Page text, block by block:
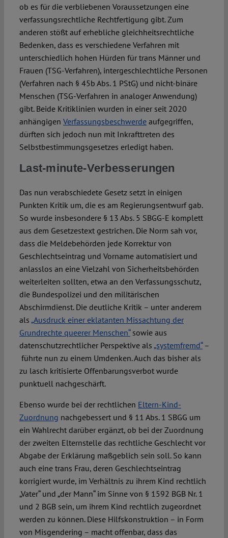
ob es für die verbliebenen Voraussetzungen eine
verfassungsrechtliche Rechtfertigung gibt. Zum
anderen stößt auf erhebliche gleichheitsrechtliche
Bedenken, dass es verschiedene Verfahren mit
unterschiedlich hohen Hürden für trans Männer und
Frauen (TSG-Verfahren), intergeschlechtliche Personen
(Verfahren nach § 45b Abs. 1 PStG) und nicht-binäre
Menschen (TSG-Verfahren in analoger Anwendung)
gibt. Beide Kritiklinien wurden in einer seit 2020
anhängigen Verfassungsbeschwerdeaufgegriffen,
dürften sich jedoch nun mit Inkrafttreten des
Selbstbestimmungsgesetzes erledigt haben.
Last-minute-Verbesserungen
Das nun verabschiedete Gesetz setzt in einigen
Punkten Kritik um, die es am Regierungsentwurf gab.
So wurde insbesondere § 13 Abs. 5 SBGG-E komplett
aus dem Gesetzestext gestrichen. Die Norm sah vor,
dass die Meldebehörden jede Korrektur von
Geschlechtseintrag und Vorname automatisiert und
anlasslos an eine Vielzahl von Sicherheitsbehörden
weiterleiten sollten, etwa an den Verfassungsschutz,
die Bundespolizei und den militärischen
Abschirmdienst. Die deutliche Kritik – unter anderem
als „Ausdruck einer eklatanten Missachtung der
Grundrechte queerer Menschen“sowie aus
datenschutzrechtlicher Perspektive als „systemfremd“–
führte nun zu einem Umdenken. Auch das bisher als
zu lasch kritisierte Offenbarungsverbot wurde
punktuell nachgeschärft.
Ebenso wurde bei der rechtlichen Eltern-Kind-
Zuordnung nachgebessert und § 11 Abs. 1 SBGG um
ein Wahlrecht darüber ergänzt, ob bei der Zuordnung
der zweiten Elternstelle das rechtliche Geschlecht vor
Abgabe der Erklärung maßgeblich sein soll. So kann
auch eine trans Frau, deren Geschlechtseintrag
korrigiert wurde, im Verhältnis zu ihrem Kind rechtlich
„Vater“ und „der Mann“ im Sinne von § 1592 BGB Nr. 1
und 2 BGB sein, um ihrem Kind rechtlich zugeordnet
werden zu können. Diese Hilfskonstruktion – in Form
von Misgendering – macht offenbar, dass das